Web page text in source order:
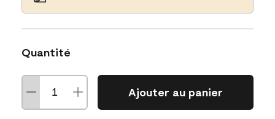
Quantité
Ajouter au panier